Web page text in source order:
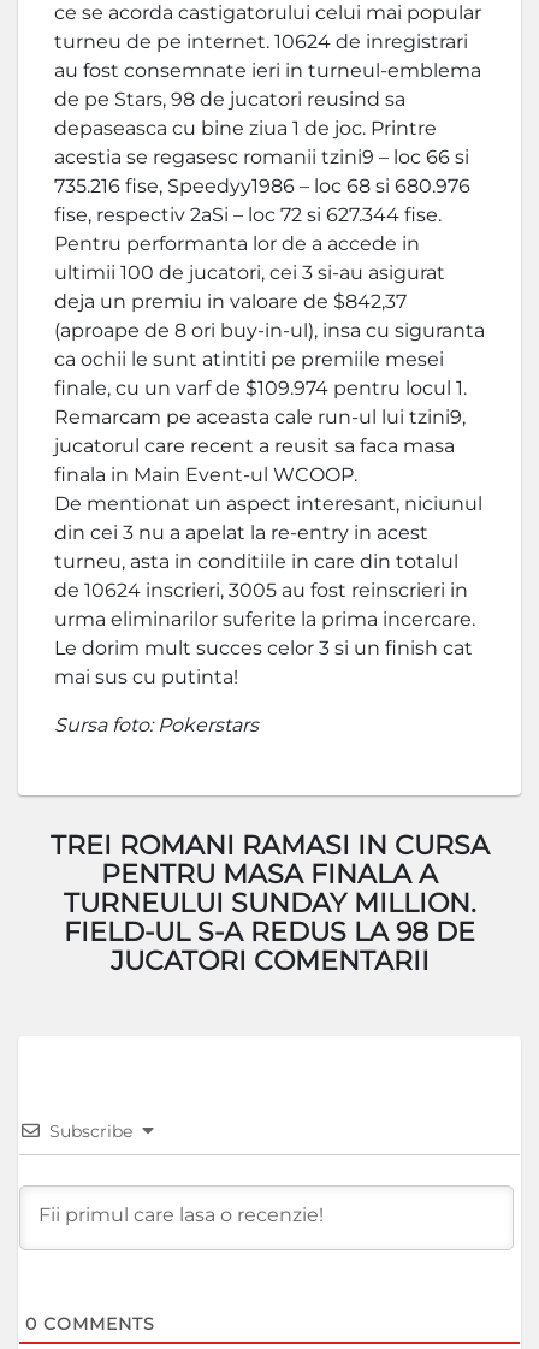
ce se acorda castigatorului celui mai popular
turneu de pe internet. 10624 de inregistrari
au fost consemnate ieri in turneul-emblema
de pe Stars, 98 de jucatori reusind sa
depaseasca cu bine ziua 1 de joc. Printre
acestia se regasesc romanii tzini9 – loc 66 si
735.216 fise, Speedyy1986 – loc 68 si 680.976
fise, respectiv 2aSi – loc 72 si 627.344 fise.
Pentru performanta lor de a accede in
ultimii 100 de jucatori, cei 3 si-au asigurat
deja un premiu in valoare de $842,37
(aproape de 8 ori buy-in-ul), insa cu siguranta
ca ochii le sunt atintiti pe premiile mesei
finale, cu un varf de $109.974 pentru locul 1.
Remarcam pe aceasta cale run-ul lui tzini9,
jucatorul care recent a reusit sa faca masa
finala in Main Event-ul WCOOP.
De mentionat un aspect interesant, niciunul
din cei 3 nu a apelat la re-entry in acest
turneu, asta in conditiile in care din totalul
de 10624 inscrieri, 3005 au fost reinscrieri in
urma eliminarilor suferite la prima incercare.
Le dorim mult succes celor 3 si un finish cat
mai sus cu putinta!
Sursa foto: Pokerstars
TREI ROMANI RAMASI IN CURSA
PENTRU MASA FINALA A
TURNEULUI SUNDAY MILLION.
FIELD-UL S-A REDUS LA 98 DE
JUCATORI COMENTARII
Subscribe
0 COMMENTS